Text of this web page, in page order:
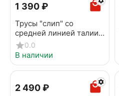
1 390₽
Трусы "слип" со
средней линией талии
AUTOGRAPH RP3129
нюд
0.0
В наличии
2 490₽